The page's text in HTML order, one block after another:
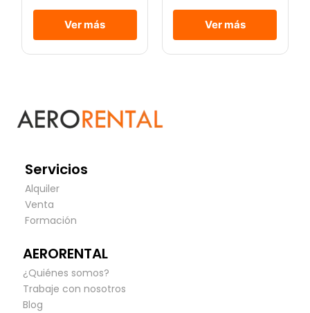
Ver más Ver más
Servicios
Alquiler
Venta
Formación
AERORENTAL
¿Quiénes somos?
Trabaje con nosotros
Blog